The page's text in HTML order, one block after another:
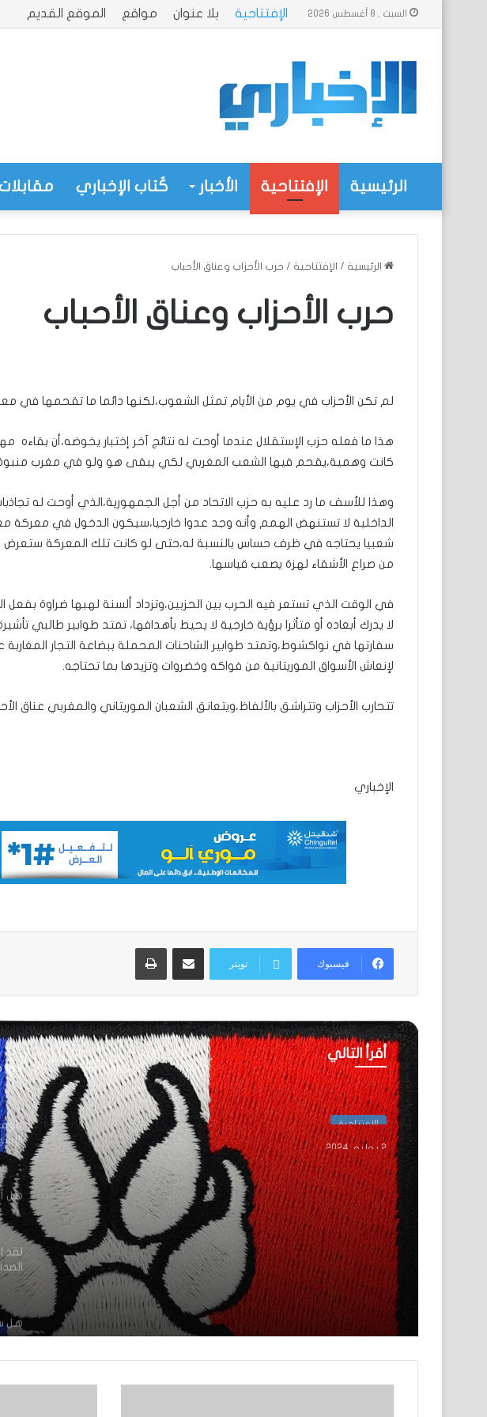
السبت , 8 أغسطس 2026 الإفتتاحية بلا عنوان مواقع الموقع القديم
الرئيسية الإفتتاحية الأخبار كُتاب الإخباري
الرئيسية / الإفتتاحية / حرب الأحزاب وعناق الأحباب
حرب الأحزاب وعناق الأحباب
لم تكن الأحزاب في يوم من الأيام تمثل الشعوب،لكنها دائما ما تقحمها في
هذا ما فعله حزب الإستقلال عندما أوحت له نتائج آخر إختبار يخوضه،أن
كانت وهمية،يقحم فيها الشعب المغربي لكي يبقى هو ولو في مغرب
وهذا للأسف ما رد عليه به حزب الاتحاد من أجل الجمهورية،الذي أوحت له
الداخلية لا تستنهض الهمم وأنه وجد عدوا خارجيا،سيكون الدخول في
شعبيا يحتاجه في ظرف حساس بالنسبة له،حتى لو كانت تلك المعركة ستعرض
من صراع الأشقاء لهزة يصعب قياسها.
في الوقت الذي تستعر فيه الحرب بين الحزبين،وتزداد ألسنة لهبها ضراوة بفعل
لا يدرك أبعاده أو متأثرا برؤية خارجية لا يحيط بأهدافها، تمتد طوابير طالبي
سفارتها في نواكشوط،وتمتد طوابير الشاحنات المحملة ببضاعة التجار
لإنعاش الأسواق الموريتانية من فواكه وخضروات وتزيدها بما تحتاجه.
تتحارب الأحزاب وتتراشق بالألفاظ،ويتعانق الشعبان الموريتاني والمغربي عناق
الإخباري
فيسبوك تويتر
مشاركة عبر البريد طباعة
أقرأ التالي
الإفتتاحية
2 يوليو، 2024
إنها مخالب فرنسا…
هل
هل
هل